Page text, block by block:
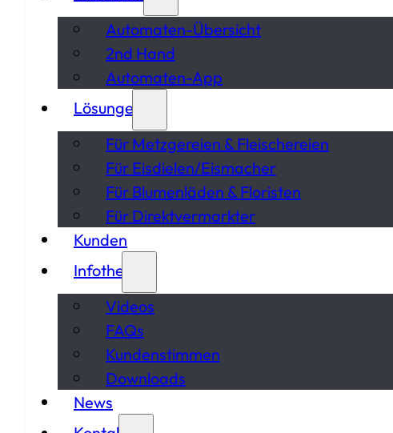
Automaten-Übersicht
2nd Hand
Automaten-App
Lösungen
Für Metzgereien & Fleischereien
Für Eisdielen/Eismacher
Für Blumenläden & Floristen
Für Direktvermarkter
Kunden
Infothek
Videos
FAQs
Kundenstimmen
Downloads
News